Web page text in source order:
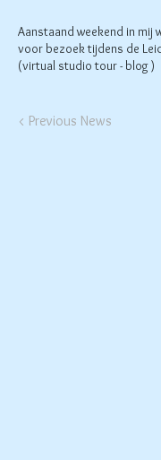
Aanstaand weekend in mij
voor bezoek tijdens de
(virtual studio tour - blog )
< Previous News